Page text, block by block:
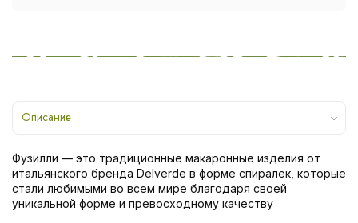
Описание
Фузилли — это традиционные макаронные изделия от
итальянского бренда Delverde в форме спиралек, которые
стали любимыми во всем мире благодаря своей
уникальной форме и превосходному качеству